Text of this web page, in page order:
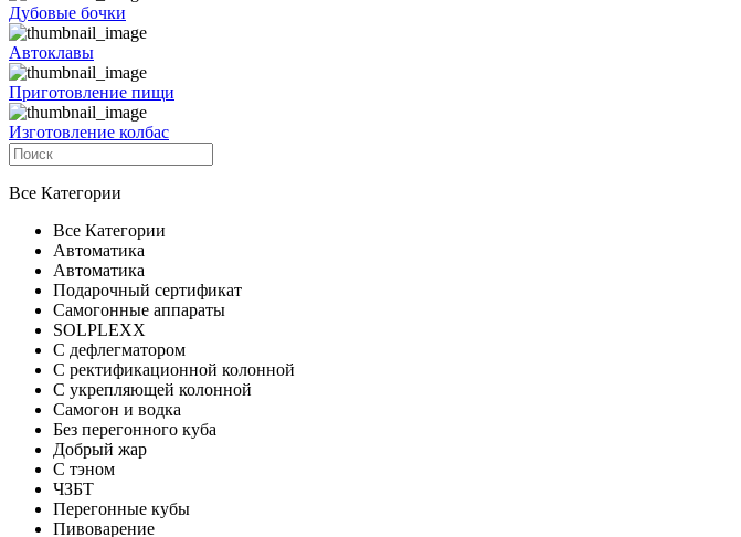
Дубовые бочки
Автоклавы
Приготовление пищи
Изготовление колбас
Все Категории
Все Категории
Автоматика
Автоматика
Подарочный сертификат
Самогонные аппараты
SOLPLEXX
С дефлегматором
С ректификационной колонной
С укрепляющей колонной
Самогон и водка
Без перегонного куба
Добрый жар
С тэном
ЧЗБТ
Перегонные кубы
Пивоварение